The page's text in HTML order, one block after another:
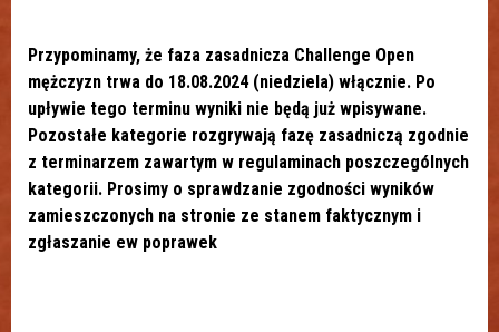
Przypominamy, że faza zasadnicza Challenge Open
mężczyzn trwa do 18.08.2024 (niedziela) włącznie. Po
upływie tego terminu wyniki nie będą już wpisywane.
Pozostałe kategorie rozgrywają fazę zasadniczą zgodnie
z terminarzem zawartym w regulaminach poszczególnych
kategorii. Prosimy o sprawdzanie zgodności wyników
zamieszczonych na stronie ze stanem faktycznym i
zgłaszanie ew poprawek